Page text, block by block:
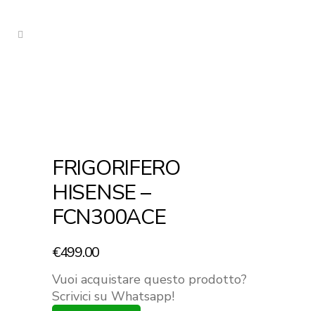
FRIGORIFERO
HISENSE –
FCN300ACE
€499.00
Vuoi acquistare questo prodotto?
Scrivici su Whatsapp!